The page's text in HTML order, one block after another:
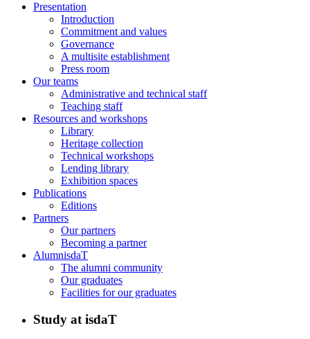
Presentation
Introduction
Commitment and values
Governance
A multisite establishment
Press room
Our teams
Administrative and technical staff
Teaching staff
Resources and workshops
Library
Heritage collection
Technical workshops
Lending library
Exhibition spaces
Publications
Editions
Partners
Our partners
Becoming a partner
AlumnisdaT
The alumni community
Our graduates
Facilities for our graduates
Study at isdaT